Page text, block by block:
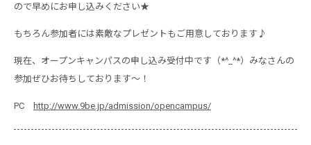
ので早めにお申し込みください★
もちろん参加者には素敵なプレゼントもご用意しております♪
現在、オープンキャンパスの申し込み受付中です（*^_^*）みなさんの
参加ぜひお待ちしております～！
PC http://www.9be.jp/admission/opencampus/